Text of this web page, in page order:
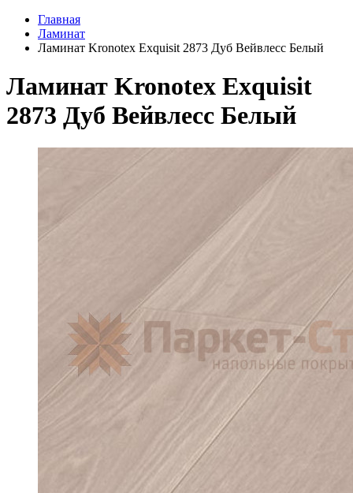
Главная
Ламинат
Ламинат Kronotex Exquisit 2873 Дуб Вейвлесс Белый
Ламинат Kronotex Exquisit
2873 Дуб Вейвлесс Белый